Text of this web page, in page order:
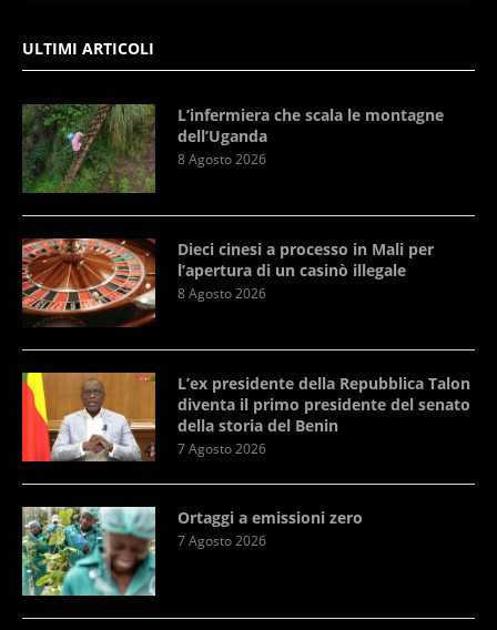
ULTIMI ARTICOLI
L’infermiera che scala le montagne
dell’Uganda
8 Agosto 2026
Dieci cinesi a processo in Mali per
l’apertura di un casinò illegale
8 Agosto 2026
L’ex presidente della Repubblica Talon
diventa il primo presidente del senato
della storia del Benin
7 Agosto 2026
Ortaggi a emissioni zero
7 Agosto 2026